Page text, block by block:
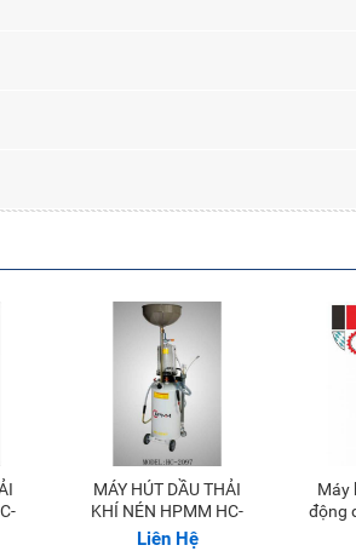
MÁY HÚT DẦU THẢI
KHÍ NÉN HPMM HC-
2097
Liên Hệ
Máy hút dầu thải lưu
động